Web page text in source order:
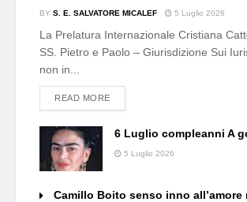
BY S. E. SALVATORE MICALEF 5 Luglio 2026
La Prelatura Internazionale Cristiana
SS. Pietro e Paolo – Giurisdizione Sui
non in...
READ MOREDETAILS
6 Luglio compleanni A
5 Luglio 2026
Camillo Boito senso inno all’amore